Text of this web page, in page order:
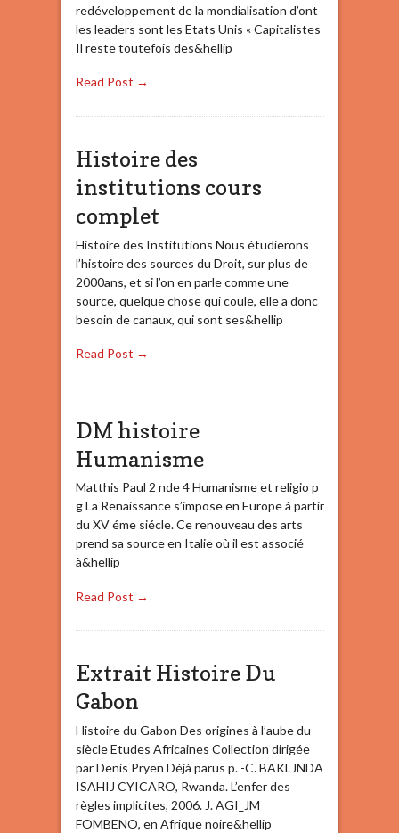
redéveloppement de la mondialisation d’ont
les leaders sont les Etats Unis « Capitalistes
Il reste toutefois des&hellip
Read Post →
Histoire des
institutions cours
complet
Histoire des Institutions Nous étudierons
l’histoire des sources du Droit, sur plus de
2000ans, et si l’on en parle comme une
source, quelque chose qui coule, elle a donc
besoin de canaux, qui sont ses&hellip
Read Post →
DM histoire
Humanisme
Matthis Paul 2 nde 4 Humanisme et religio p
g La Renaissance s’impose en Europe à partir
du XV éme siécle. Ce renouveau des arts
prend sa source en Italie où il est associé
à&hellip
Read Post →
Extrait Histoire Du
Gabon
Histoire du Gabon Des origines à l’aube du
siècle Etudes Africaines Collection dirigée
par Denis Pryen Déjà parus p. -C. BAKLJNDA
ISAHIJ CYICARO, Rwanda. L’enfer des
règles implicites, 2006. J. AGI_JM
FOMBENO, en Afrique noire&hellip